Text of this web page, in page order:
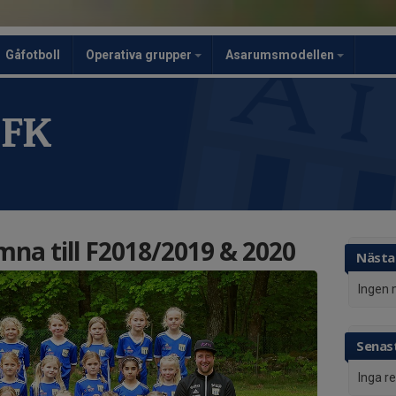
Gåfotboll Operativa grupper Asarumsmodellen
Ingen
Inga
till F2018/2019 & 2020